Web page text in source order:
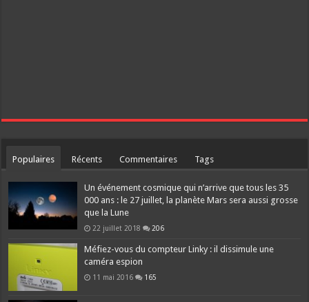
Populaires Récents Commentaires Tags
Un événement cosmique qui n’arrive que tous les 35
000 ans : le 27 juillet, la planète Mars sera aussi grosse
que la Lune
22 juillet 2018 206
Méfiez-vous du compteur Linky : il dissimule une
caméra espion
11 mai 2016 165